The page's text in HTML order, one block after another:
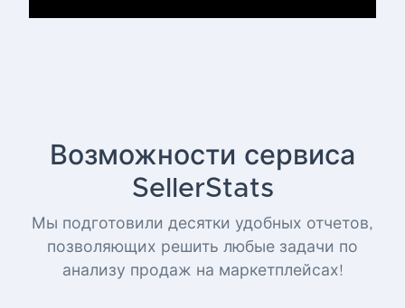
Возможности сервиса
SellerStats
Мы подготовили десятки удобных отчетов,
позволяющих решить любые задачи по
анализу продаж на маркетплейсах!